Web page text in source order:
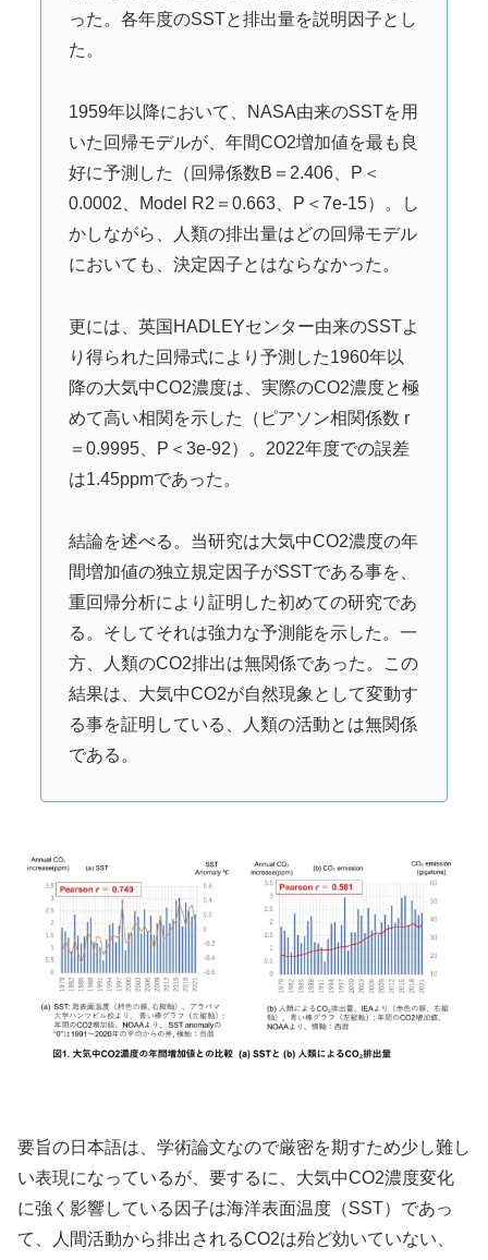
った。各年度のSSTと排出量を説明因子とし
た。
1959年以降において、NASA由来のSSTを用
いた回帰モデルが、年間CO2増加値を最も良
好に予測した（回帰係数B＝2.406、P＜
0.0002、Model R2＝0.663、P＜7e-15）。し
かしながら、人類の排出量はどの回帰モデル
においても、決定因子とはならなかった。
更には、英国HADLEYセンター由来のSSTよ
り得られた回帰式により予測した1960年以
降の大気中CO2濃度は、実際のCO2濃度と極
めて高い相関を示した（ピアソン相関係数 r
＝0.9995、P＜3e-92）。2022年度での誤差
は1.45ppmであった。
結論を述べる。当研究は大気中CO2濃度の年
間増加値の独立規定因子がSSTである事を、
重回帰分析により証明した初めての研究であ
る。そしてそれは強力な予測能を示した。一
方、人類のCO2排出は無関係であった。この
結果は、大気中CO2が自然現象として変動す
る事を証明している、人類の活動とは無関係
である。
要旨の日本語は、学術論文なので厳密を期すため少し難し
い表現になっているが、要するに、大気中CO2濃度変化
に強く影響している因子は海洋表面温度（SST）であっ
て、人間活動から排出されるCO2は殆ど効いていない、